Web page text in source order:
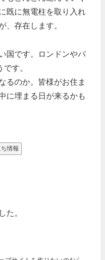
既に無電柱を取り入れ
、存在します。
国です。ロンドンやパ
す。
るのか。皆様がお住ま
に埋まる日が来るかも
情報
た。